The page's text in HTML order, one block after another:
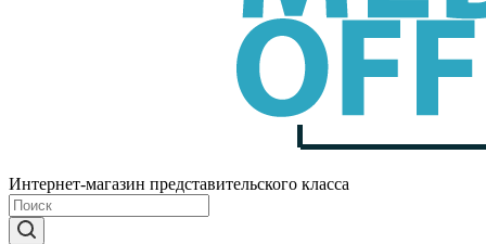
Интернет-магазин представительского класса